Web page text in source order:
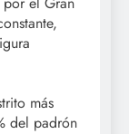
más
del padrón